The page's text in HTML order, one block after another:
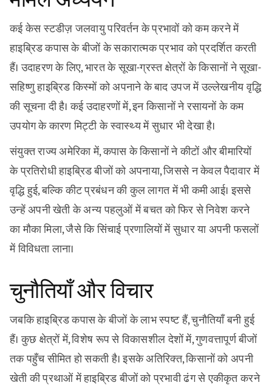
कई केस स्टडीज़ जलवायु परिवर्तन के प्रभावों को कम करने में
हाइब्रिड कपास के बीजों के सकारात्मक प्रभाव को प्रदर्शित करती
हैं। उदाहरण के लिए, भारत के सूखा-ग्रस्त क्षेत्रों के किसानों ने सूखा-
सहिष्णु हाइब्रिड किस्मों को अपनाने के बाद उपज में उल्लेखनीय वृद्धि
की सूचना दी है। कई उदाहरणों में, इन किसानों ने रसायनों के कम
उपयोग के कारण मिट्टी के स्वास्थ्य में सुधार भी देखा है।
संयुक्त राज्य अमेरिका में, कपास के किसानों ने कीटों और बीमारियों
के प्रतिरोधी हाइब्रिड बीजों को अपनाया, जिससे न केवल पैदावार में
वृद्धि हुई, बल्कि कीट प्रबंधन की कुल लागत में भी कमी आई। इससे
उन्हें अपनी खेती के अन्य पहलुओं में बचत को फिर से निवेश करने
का मौका मिला, जैसे कि सिंचाई प्रणालियों में सुधार या अपनी फसलों
में विविधता लाना।
चुनौतियाँ और विचार
जबकि हाइब्रिड कपास के बीजों के लाभ स्पष्ट हैं, चुनौतियाँ बनी हुई
हैं। कुछ क्षेत्रों में, विशेष रूप से विकासशील देशों में, गुणवत्तापूर्ण बीजों
तक पहुँच सीमित हो सकती है। इसके अतिरिक्त, किसानों को अपनी
खेती की प्रथाओं में हाइब्रिड बीजों को प्रभावी ढंग से एकीकृत करने